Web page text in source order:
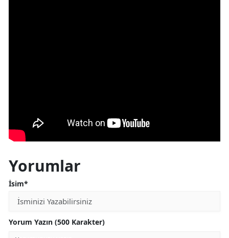
Yorumlar
İsim*
Yorum Yazın (500 Karakter)